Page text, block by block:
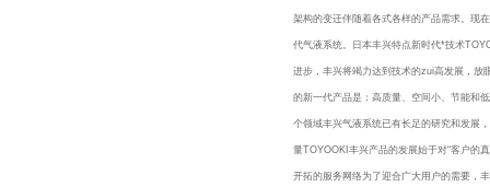
架构的变迁伴随着各式各样的产品需求。现
代气液系统。日本丰兴特点新时代*技术
进步，丰兴将竭力达到技术的zui高发展，放
的新一代产品是：高质量、空间小、节能和
个领域丰兴气液系统已有长足的研究和发展
量TOYOOKI丰兴产品的发展始于对“客户的
开拓的服务网络为了迎合广大用户的需要，